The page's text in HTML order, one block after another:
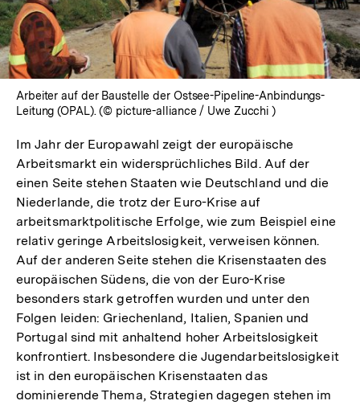
Arbeiter auf der Baustelle der Ostsee-Pipeline-Anbindungs-
Leitung (OPAL). (© picture-alliance / Uwe Zucchi )
Im Jahr der Europawahl zeigt der europäische
Arbeitsmarkt ein widersprüchliches Bild. Auf der
einen Seite stehen Staaten wie Deutschland und die
Niederlande, die trotz der Euro-Krise auf
arbeitsmarktpolitische Erfolge, wie zum Beispiel eine
relativ geringe Arbeitslosigkeit, verweisen können.
Auf der anderen Seite stehen die Krisenstaaten des
europäischen Südens, die von der Euro-Krise
besonders stark getroffen wurden und unter den
Folgen leiden: Griechenland, Italien, Spanien und
Portugal sind mit anhaltend hoher Arbeitslosigkeit
konfrontiert. Insbesondere die Jugendarbeitslosigkeit
ist in den europäischen Krisenstaaten das
dominierende Thema, Strategien dagegen stehen im